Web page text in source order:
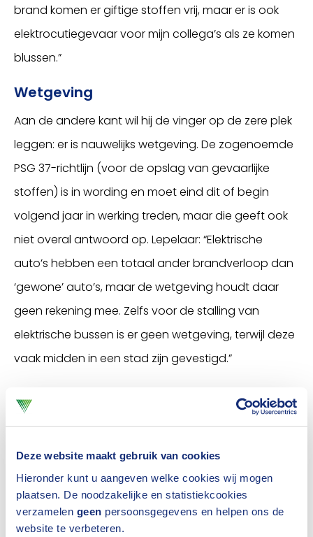
Deze website maakt gebruik van cookies
Hieronder kunt u aangeven welke cookies wij mogen
plaatsen. De noodzakelijke en statistiekcookies
verzamelen geen persoonsgegevens en helpen ons de
website te verbeteren.
brand komen er giftige stoffen vrij, maar er is ook
elektrocutiegevaar voor mijn collega’s als ze komen
blussen.”
Wetgeving
Aan de andere kant wil hij de vinger op de zere plek
leggen: er is nauwelijks wetgeving. De zogenoemde
PSG 37-richtlijn (voor de opslag van gevaarlijke
stoffen) is in wording en moet eind dit of begin
volgend jaar in werking treden, maar die geeft ook
niet overal antwoord op. Lepelaar: “Elektrische
auto’s hebben een totaal ander brandverloop dan
‘gewone’ auto’s, maar de wetgeving houdt daar
geen rekening mee. Zelfs voor de stalling van
elektrische bussen is er geen wetgeving, terwijl deze
vaak midden in een stad zijn gevestigd.”
brandverloop dan 'gewone' auto's"
Parkeergarage
Hij kreeg bijval van Ronald Koster (inspectiebureau
Burghgraef Van Tiel) die benadrukte dat er “gewoon
geen goede plek is voor een laadpaal in een